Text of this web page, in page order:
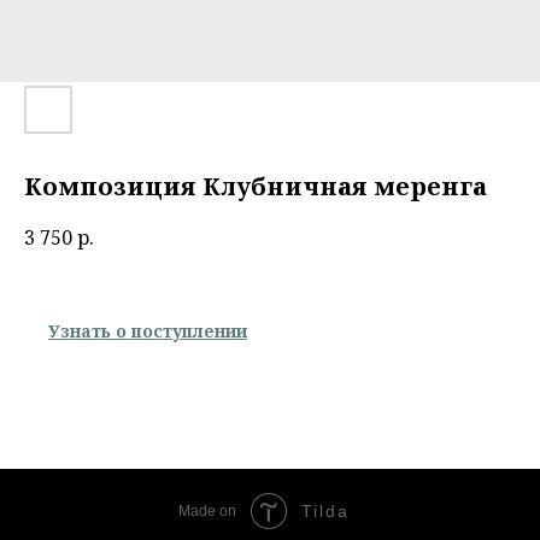
Композиция Клубничная меренга
3 750р.
Узнать о поступлении
Made on Tilda